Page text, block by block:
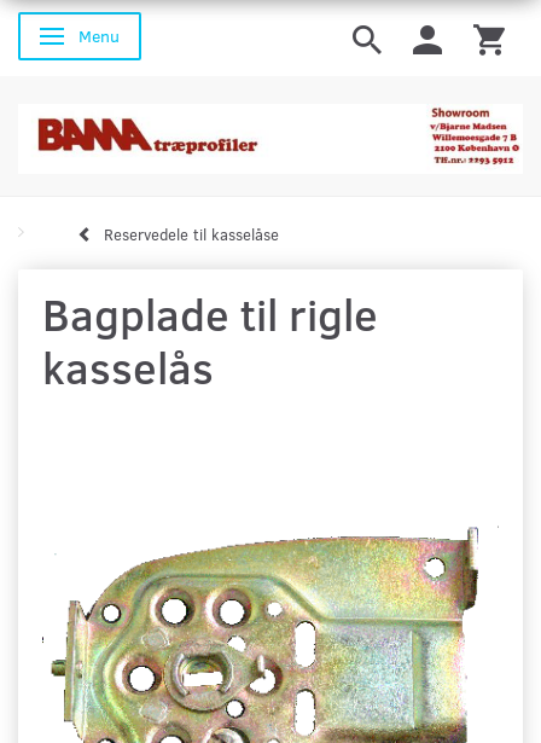
Skifte navigation
Menu
Reservedele til kasselåse
Bagplade til rigle
kasselås